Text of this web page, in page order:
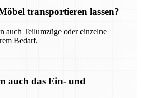
transportieren lassen?
auch Teilumzüge oder einzelne
Bedarf.
auch das Ein- und